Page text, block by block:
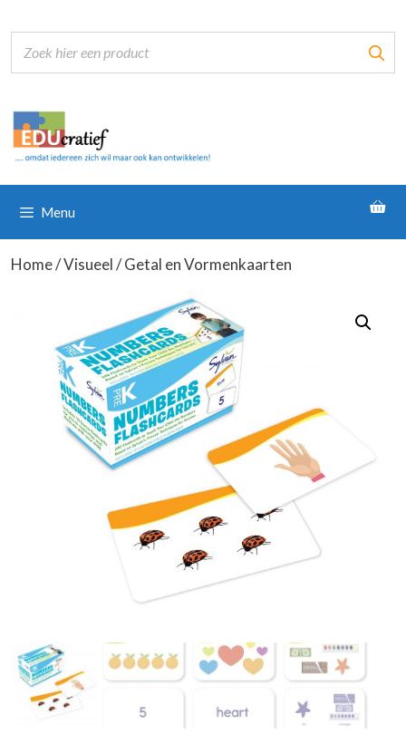
naar
inhoud
Menu
Home/Visueel/ Getal en Vormenkaarten